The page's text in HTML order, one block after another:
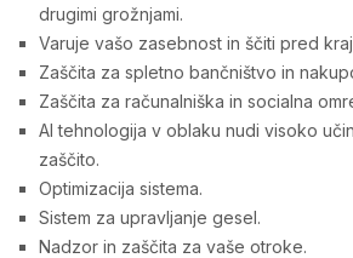
drugimi grožnjami.
Varuje vašo zasebnost in ščiti pred
Zaščita za spletno bančništvo in
Zaščita za računalniška in socialna
AI tehnologija v oblaku nudi visoko
zaščito.
Optimizacija sistema.
Sistem za upravljanje gesel.
Nadzor in zaščita za vaše otroke.